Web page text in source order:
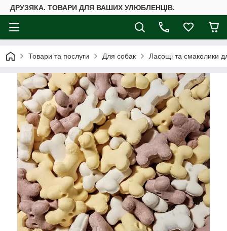
ДРУЗЯКА. ТОВАРИ ДЛЯ ВАШИХ УЛЮБЛЕНЦІВ.
Товари та послуги Для собак Ласощі та смаколики